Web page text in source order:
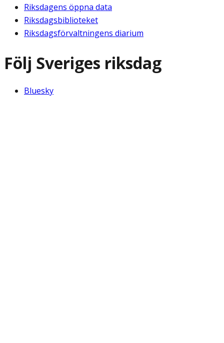
Riksdagens öppna data
Riksdagsbiblioteket
Riksdagsförvaltningens diarium
Följ Sveriges riksdag
Bluesky